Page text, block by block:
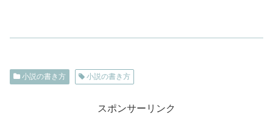
小説の書き方 小説の書き方
スポンサーリンク